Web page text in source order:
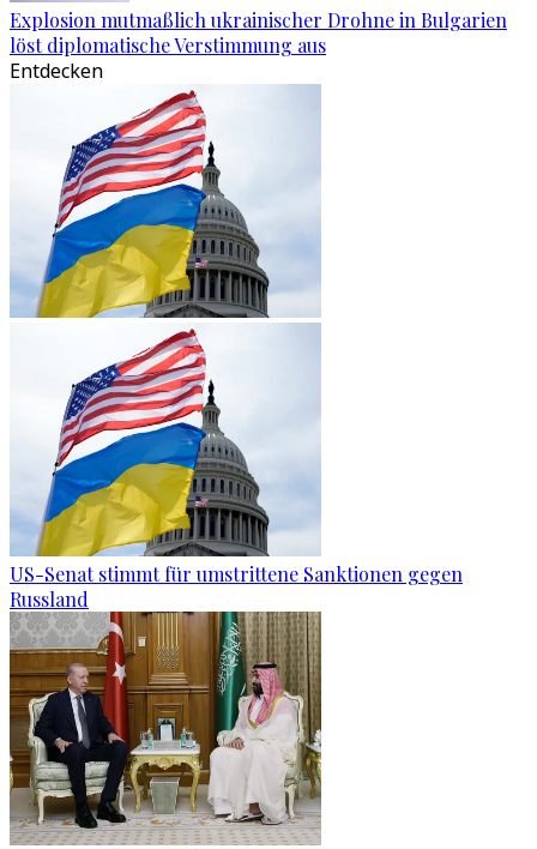
Explosion mutmaßlich ukrainischer Drohne in Bulgarien
löst diplomatische Verstimmung aus
Entdecken
US-Senat stimmt für umstrittene Sanktionen gegen
Russland